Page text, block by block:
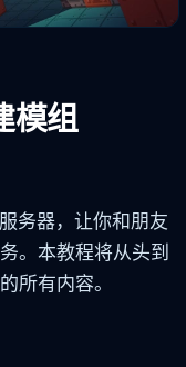
模组
务器，让你和朋友
。本教程将从头到
所有内容。